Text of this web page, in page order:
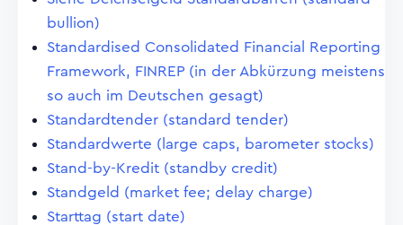
bullion)
Standardised Consolidated Financial Reporting
Framework, FINREP (in der Abkürzung meistens
so auch im Deutschen gesagt)
Standardtender (standard tender)
Standardwerte (large caps, barometer stocks)
Stand-by-Kredit (standby credit)
Standgeld (market fee; delay charge)
Starttag (start date)